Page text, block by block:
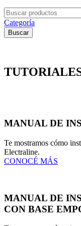
Search
for:
Categoría
Buscar
MANUAL DE
Te mostramos cómo
Electraline.
CONOCÉ MÁS
MANUAL DE
CON BASE